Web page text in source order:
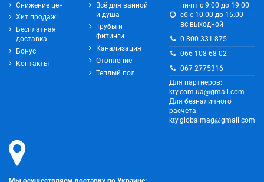
Снижение цен
Хит продаж!
Бесплатная
доставка
Бонус
Контакты
Всё для ванной
и душа
Трубы и
фитинги
Канализация
Отопление
Теплый пол
пн-пт с 9:00 до 19:00
сб с 10:00 до 15:00
вс выходной
0 800 331 875
066 108 68 02
067 2775316
Для партнеров:
kty.com.ua@gmail.com
Для безналичного
расчета:
kty.globalmag@gmail.com